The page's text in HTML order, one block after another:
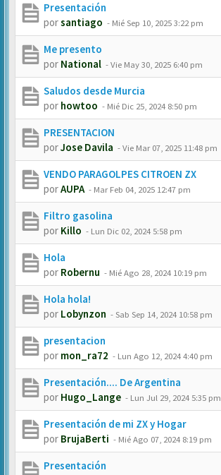
Presentación
porsantiago - Mié Sep 10, 2025 3:22 pm
Me presento
por National -Vie May 30, 2025 6:40 pm
Saludos desde Murcia
por howtoo - Mié Dic 25, 2024 8:50 pm
PRESENTACION
porJose Davila -Vie Mar 07, 2025 11:48 pm
VENDO PARAGOLPES CITROEN ZX
porAUPA - Mar Feb 04, 2025 12:47 pm
Filtro gasolina
por Killo - Lun Dic 02, 2024 5:58 pm
Hola
por Robernu - Mié Ago 28, 2024 10:19 pm
Hola hola!
por Lobynzon -Sab Sep 14, 2024 10:58 pm
presentacion
por mon_ra72 - Lun Ago 12, 2024 4:40 pm
Presentación.... De Argentina
por Hugo_Lange - Lun Jul 29, 2024 5:35 pm
Presentación de mi ZX y Hogar
por BrujaBerti - Mié Ago 07, 2024 8:19 pm
Presentación